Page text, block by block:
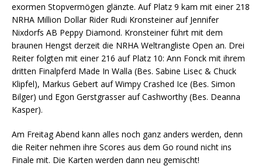
exormen Stopvermögen glänzte. Auf Platz 9 kam mit einer 218
NRHA Million Dollar Rider Rudi Kronsteiner auf Jennifer
Nixdorfs AB Peppy Diamond. Kronsteiner führt mit dem
braunen Hengst derzeit die NRHA Weltrangliste Open an. Drei
Reiter folgten mit einer 216 auf Platz 10: Ann Fonck mit ihrem
dritten Finalpferd Made In Walla (Bes. Sabine Lisec & Chuck
Klipfel), Markus Gebert auf Wimpy Crashed Ice (Bes. Simon
Bilger) und Egon Gerstgrasser auf Cashworthy (Bes. Deanna
Kasper).
Am Freitag Abend kann alles noch ganz anders werden, denn
die Reiter nehmen ihre Scores aus dem Go round nicht ins
Finale mit. Die Karten werden dann neu gemischt!